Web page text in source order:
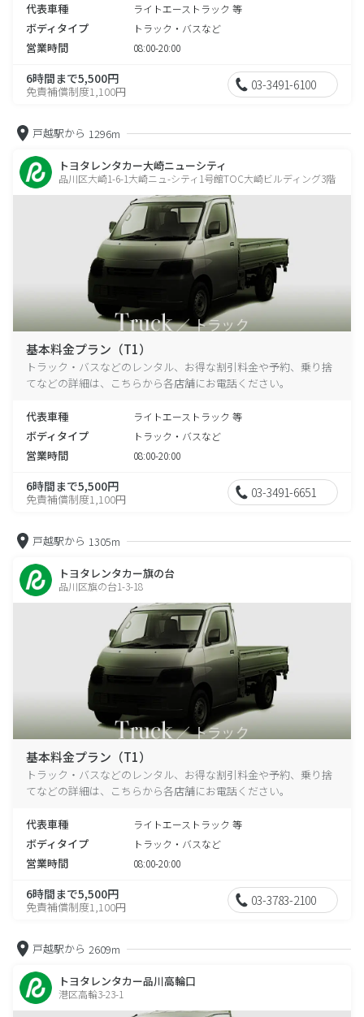
代表車種 ライトエーストラック 等
ボディタイプ トラック・バスなど
営業時間 08:00-20:00
6時間まで5,500円
免責補償制度1,100円 03-3491-6100
戸越駅から 1296m
トヨタレンタカー大崎ニューシティ
品川区大崎1-6-1大崎ニュ-シティ1号館TOC大崎ビルディング3階
基本料金プラン（T1）
トラック・バスなどのレンタル、お得な割引料金や予約、乗り捨
てなどの詳細は、こちらから各店舗にお電話ください。
代表車種 ライトエーストラック 等
ボディタイプ トラック・バスなど
営業時間 08:00-20:00
6時間まで5,500円
免責補償制度1,100円 03-3491-6651
戸越駅から 1305m
トヨタレンタカー旗の台
品川区旗の台1-3-18
基本料金プラン（T1）
トラック・バスなどのレンタル、お得な割引料金や予約、乗り捨
てなどの詳細は、こちらから各店舗にお電話ください。
代表車種 ライトエーストラック 等
ボディタイプ トラック・バスなど
営業時間 08:00-20:00
6時間まで5,500円
免責補償制度1,100円 03-3783-2100
戸越駅から 2609m
トヨタレンタカー品川高輪口
港区高輪3-23-1